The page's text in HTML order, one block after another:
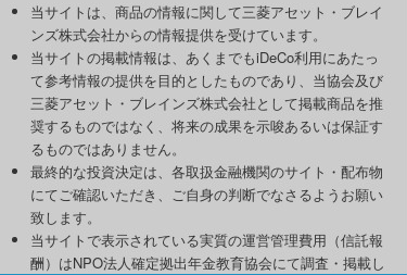
当サイトは、商品の情報に関して三菱アセット・ブレイ
ンズ株式会社からの情報提供を受けています。
当サイトの掲載情報は、あくまでもiDeCo利用にあたっ
て参考情報の提供を目的としたものであり、当協会及び
三菱アセット・ブレインズ株式会社として掲載商品を推
奨するものではなく、将来の成果を示唆あるいは保証す
るものではありません。
最終的な投資決定は、各取扱金融機関のサイト・配布物
にてご確認いただき、ご自身の判断でなさるようお願い
致します。
当サイトで表示されている実質の運営管理費用（信託報
酬）はNPO法人確定拠出年金教育協会にて調査・掲載し